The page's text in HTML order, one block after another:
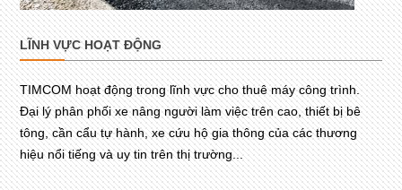
LĨNH VỰC HOẠT ĐỘNG
TIMCOM hoạt động trong lĩnh vực cho thuê máy công trình.
Đại lý phân phối xe nâng người làm việc trên cao, thiết bị bê
tông, cần cẩu tự hành, xe cứu hộ gia thông của các thương
hiệu nổi tiếng và uy tin trên thị trường...